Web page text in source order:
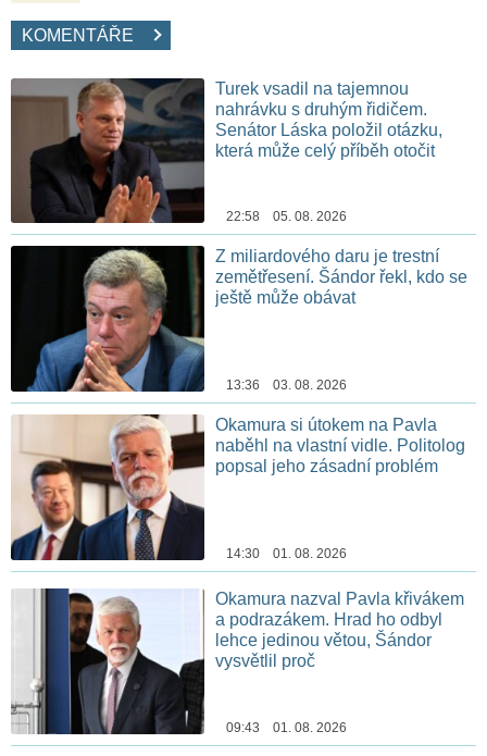
KOMENTÁŘE
Turek vsadil na tajemnou
nahrávku s druhým řidičem.
Senátor Láska položil otázku,
která může celý příběh otočit
22:58 05. 08. 2026
Z miliardového daru je trestní
zemětřesení. Šándor řekl, kdo se
ještě může obávat
13:36 03. 08. 2026
Okamura si útokem na Pavla
naběhl na vlastní vidle. Politolog
popsal jeho zásadní problém
14:30 01. 08. 2026
Okamura nazval Pavla křivákem
a podrazákem. Hrad ho odbyl
lehce jedinou větou, Šándor
vysvětlil proč
09:43 01. 08. 2026